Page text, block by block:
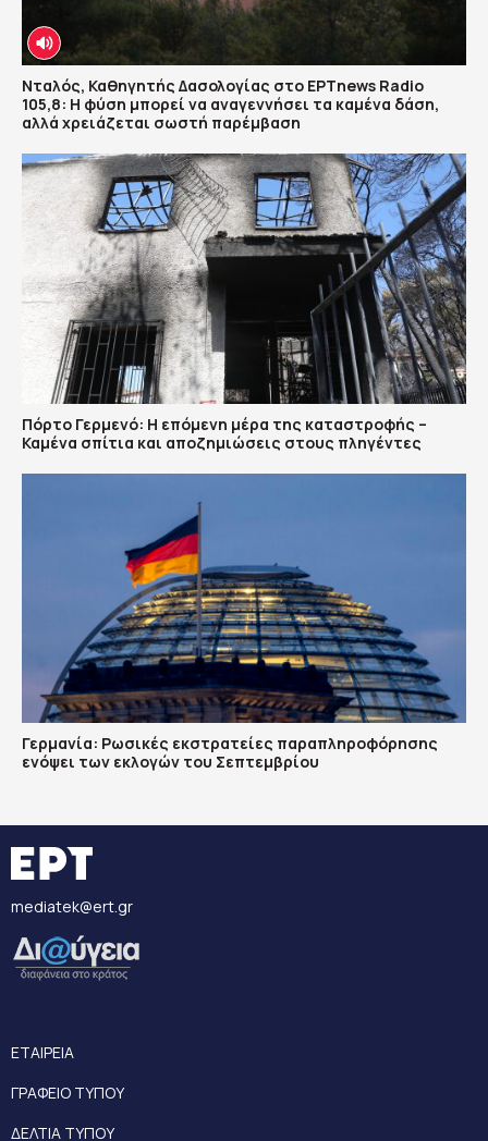
Νταλός, Καθηγητής Δασολογίας στο ΕΡΤnews Radio
105,8: Η φύση μπορεί να αναγεννήσει τα καμένα δάση,
αλλά χρειάζεται σωστή παρέμβαση
Πόρτο Γερμενό: Η επόμενη μέρα της καταστροφής –
Καμένα σπίτια και αποζημιώσεις στους πληγέντες
Γερμανία: Ρωσικές εκστρατείες παραπληροφόρησης
ενόψει των εκλογών του Σεπτεμβρίου
mediatek@ert.gr
ΕΤΑΙΡΕΙΑ
ΓΡΑΦΕΙΟ ΤΥΠΟΥ
ΔΕΛΤΙΑ ΤΥΠΟΥ